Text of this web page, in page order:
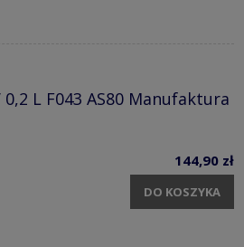
L F043 AS80 Manufaktura
144,90 zł
DO KOSZYKA